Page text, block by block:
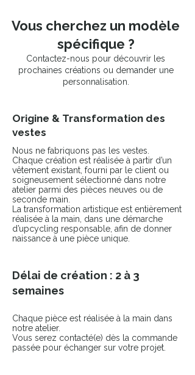
Vous cherchez un modèle
spécifique ?
Contactez-nous pour découvrir les
prochaines créations ou demander une
personnalisation.
Origine & Transformation des
vestes
Nous ne fabriquons pas les vestes.
Chaque création est réalisée à partir d’un
vêtement existant, fourni par le client ou
soigneusement sélectionné dans notre
atelier parmi des pièces neuves ou de
seconde main.
La transformation artistique est entièrement
réalisée à la main, dans une démarche
d’upcycling responsable, afin de donner
naissance à une pièce unique.
Délai de création : 2 à 3
semaines
Chaque pièce est réalisée à la main dans
notre atelier.
Vous serez contacté(e) dès la commande
passée pour échanger sur votre projet.